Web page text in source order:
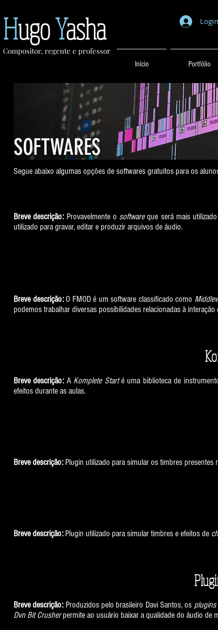
HugoYasha
Compositor, regente e professor
Início Portfólio
Segue abaixo algumas opções de softwares gratuitos para os
Breve descrição: Provavelmente o softwareque será mais
utilizado para gravar, editar e produzir arquivos de áudio.
Breve descrição:O FMOD é um software classificado como
podemos trabalhar diversas possibilidades relacionadas à interação
Breve descrição: A Komplete Starté uma biblioteca de
efeitos durante as aulas.
Breve descrição:Plugin utilizado para simular os timbres presentes
Breve descrição:Plugin utilizado para simular timbres e efeitos de
Breve descrição: Produzidos pelo brasileiro Davi Santos, os plugins
Dvn Bit Crusherpermite ao usuário baixar a qualidade do áudio
SOFTWARES